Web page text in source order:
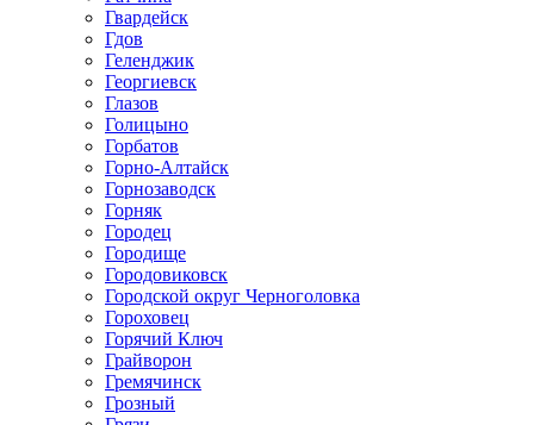
Гвардейск
Гдов
Геленджик
Георгиевск
Глазов
Голицыно
Горбатов
Горно-Алтайск
Горнозаводск
Горняк
Городец
Городище
Городовиковск
Городской округ Черноголовка
Гороховец
Горячий Ключ
Грайворон
Гремячинск
Грозный